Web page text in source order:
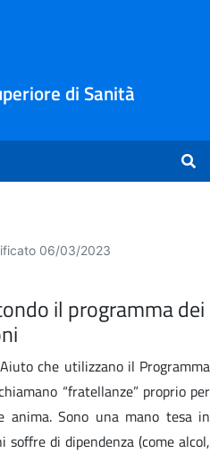
di Sanità
06/03/2023
il programma dei
che utilizzano il Programma
“fratellanze” proprio per
anima. Sono una mano tesa in
di dipendenza (come alcol,